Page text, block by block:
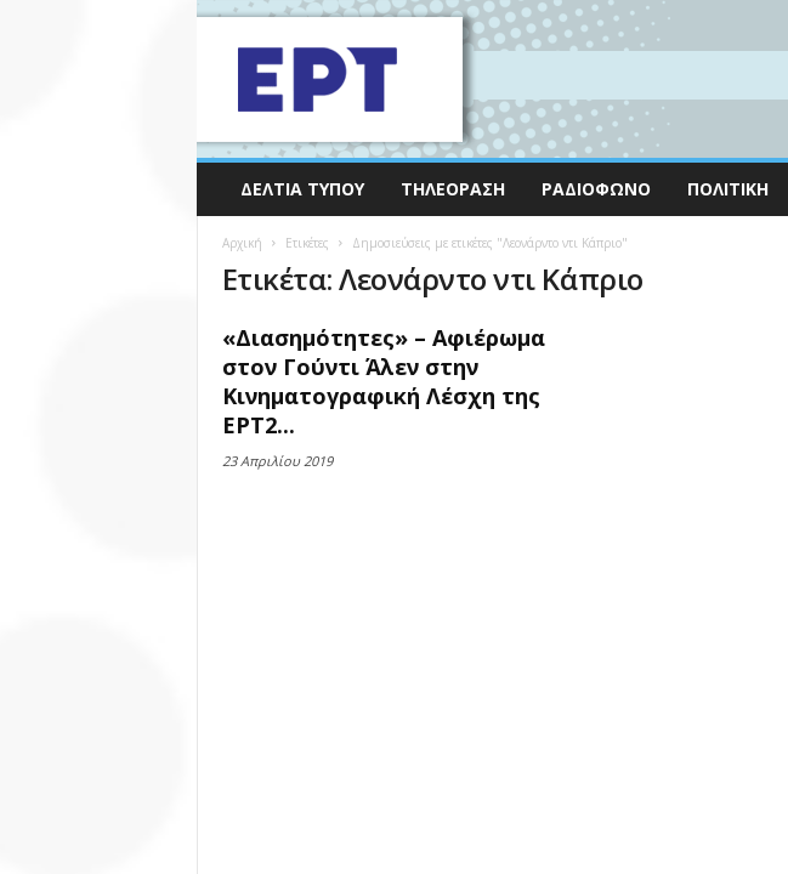
ΔΕΛΤΊΑ ΤΎΠΟΥ ΤΗΛΕΌΡΑΣΗ ΡΑΔΙΌΦΩΝΟ ΠΟΛΙΤΙΚΉ
Αρχική Ετικέτες Δημοσιεύσεις με ετικέτες "Λεονάρντο ντι Κάπριο"
Ετικέτα: Λεονάρντο ντι Κάπριο
«Διασημότητες» – Αφιέρωμα
στον Γούντι Άλεν στην
Κινηματογραφική Λέσχη της
ΕΡΤ2...
23 Απριλίου 2019